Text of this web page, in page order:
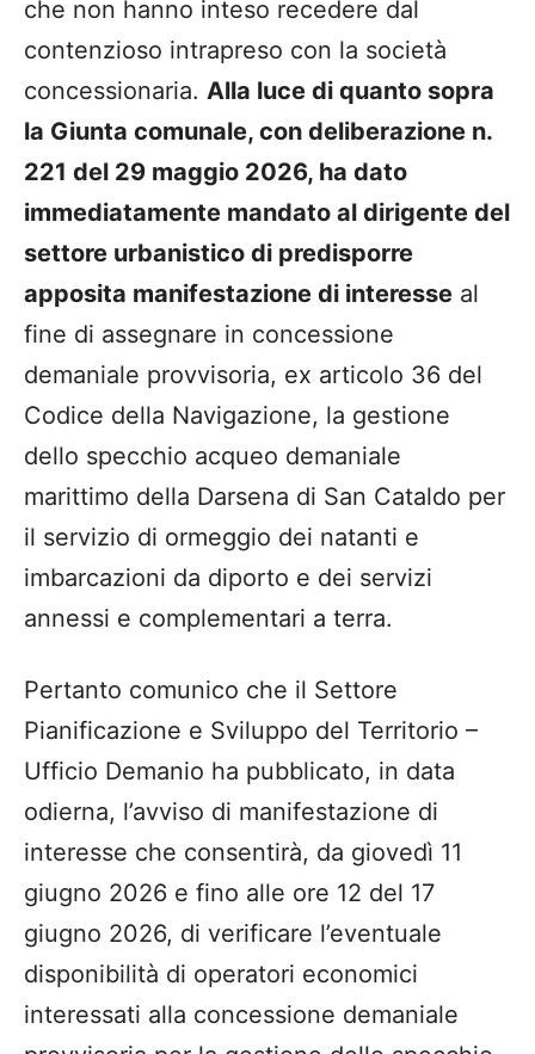
che non hanno inteso recedere dal
contenzioso intrapreso con la società
concessionaria. Alla luce di quanto sopra
la Giunta comunale, con deliberazione n.
221 del 29 maggio 2026, ha dato
immediatamente mandato al dirigente del
settore urbanistico di predisporre
apposita manifestazione di interesse al
fine di assegnare in concessione
demaniale provvisoria, ex articolo 36 del
Codice della Navigazione, la gestione
dello specchio acqueo demaniale
marittimo della Darsena di San Cataldo per
il servizio di ormeggio dei natanti e
imbarcazioni da diporto e dei servizi
annessi e complementari a terra.
Pertanto comunico che il Settore
Pianificazione e Sviluppo del Territorio –
Ufficio Demanio ha pubblicato, in data
odierna, l’avviso di manifestazione di
interesse che consentirà, da giovedì 11
giugno 2026 e fino alle ore 12 del 17
giugno 2026, di verificare l’eventuale
disponibilità di operatori economici
interessati alla concessione demaniale